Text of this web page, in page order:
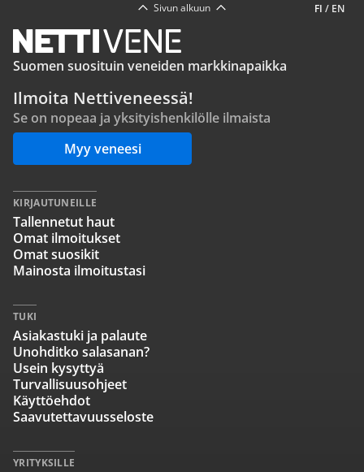
FI / EN
Sivun alkuun
Suomen suosituin veneiden markkinapaikka
Ilmoita Nettiveneessä!
Se on nopeaa ja yksityishenkilölle ilmaista
Myy veneesi
KIRJAUTUNEILLE
Tallennetut haut
Omat ilmoitukset
Omat suosikit
Mainosta ilmoitustasi
TUKI
Asiakastuki ja palaute
Unohditko salasanan?
Usein kysyttyä
Turvallisuusohjeet
Käyttöehdot
Saavutettavuusseloste
YRITYKSILLE